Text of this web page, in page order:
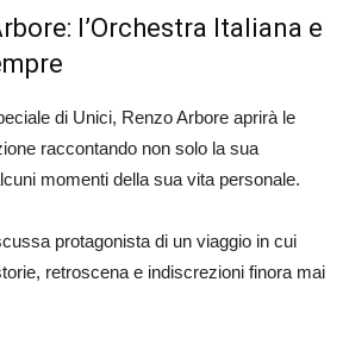
l’Orchestra Italiana e
di Unici, Renzo Arbore aprirà le
raccontando non solo la sua
momenti della sua vita personale.
protagonista di un viaggio in cui
retroscena e indiscrezioni finora mai